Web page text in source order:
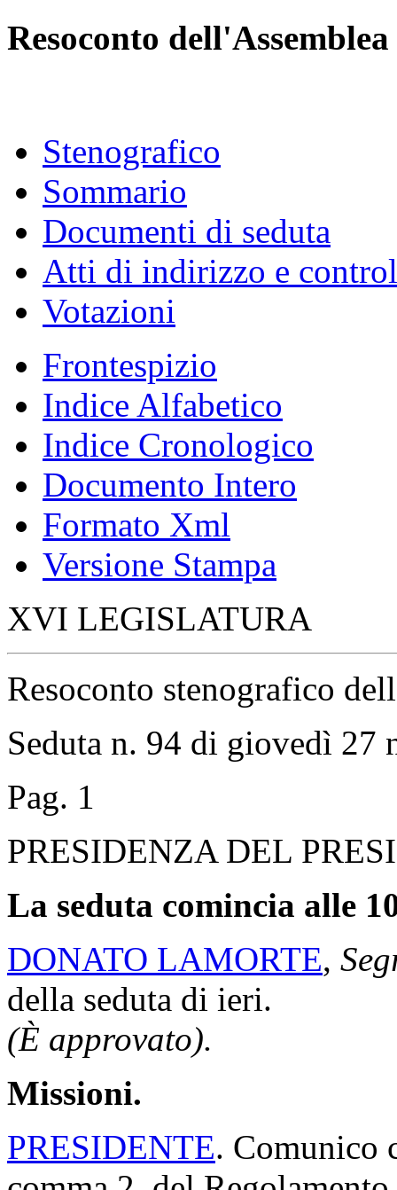
Resoconto dell'Assemblea
Stenografico
Sommario
Documenti di seduta
Atti di indirizzo e
Votazioni
Frontespizio
Indice Alfabetico
Indice Cronologico
Documento Intero
Formato Xml
Versione Stampa
XVI LEGISLATURA
Resoconto stenografico
Seduta n. 94 di giovedì 27
Pag. 1
PRESIDENZA DEL
La seduta comincia alle
DONATO LAMORTE,
della seduta di ieri.
(È approvato).
Missioni.
PRESIDENTE. Comunico